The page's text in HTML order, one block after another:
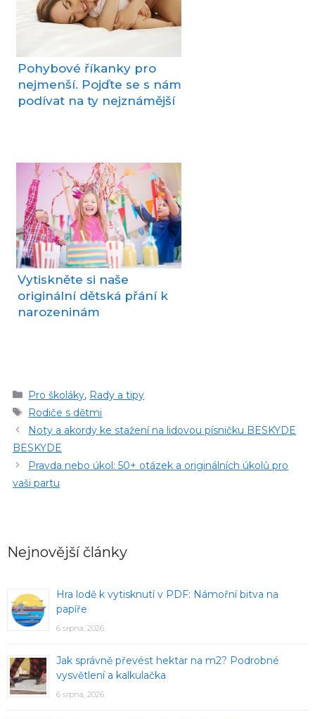
Pohybové říkanky pro
nejmenší. Pojďte se s nám
podívat na ty nejznámější
Vytiskněte si naše
originální dětská přání k
narozeninám
Rubriky
Pro školáky, Rady a tipy
Štítky
Rodiče s dětmi
Noty a akordy ke stažení na lidovou písničku BESKYDE
BESKYDE
Pravda nebo úkol: 50+ otázek a originálních úkolů pro
vaši partu
Nejnovější články
Hra lodě k vytisknutí v PDF: Námořní bitva na
papíře
6 srpna, 2026
Jak správně převést hektar na m2? Podrobné
vysvětlení a kalkulačka
6 srpna, 2026